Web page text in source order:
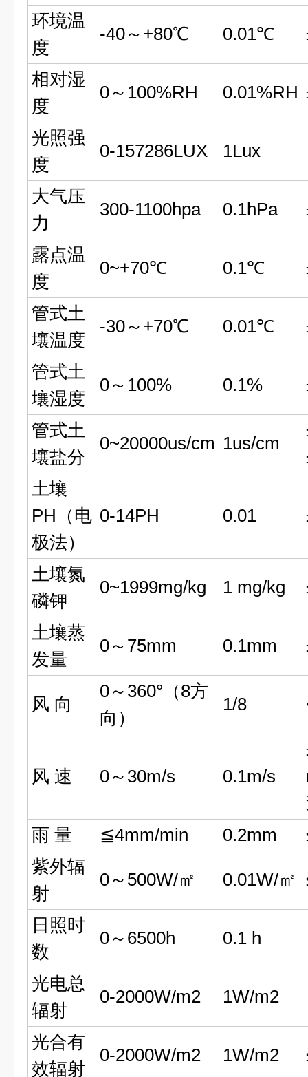
环境温
度
-40～+80℃ 0.01℃
相对湿
度
0～100%RH 0.01%RH
光照强
度
0-157286LUX 1Lux
大气压
力
300-1100hpa 0.1hPa
露点温
度
0~+70℃ 0.1℃
管式土
壤温度
-30～+70℃ 0.01℃
管式土
壤湿度
0～100% 0.1%
管式土
壤盐分
0~20000us/cm 1us/cm
土壤
PH（电
极法）
0-14PH 0.01
土壤氮
磷钾
0~1999mg/kg 1 mg/kg
土壤蒸
发量
0～75mm 0.1mm
风 向
0～360°（8方
向）
1/8
风 速 0～30m/s 0.1m/s
雨 量
≦4mm/min 0.2mm
紫外辐
射
0～500W/㎡ 0.01W/㎡
日照时
数
0～6500h 0.1 h
光电总
辐射
0-2000W/m2 1W/m2
光合有
效辐射
0-2000W/m2 1W/m2